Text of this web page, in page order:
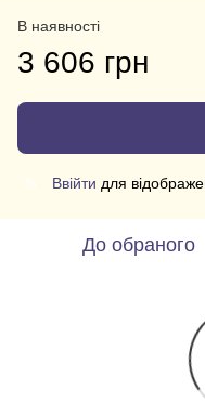
В наявності
3 606 грн
Ввійти для
До обраного